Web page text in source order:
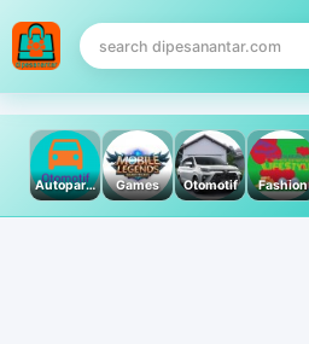
Autoparts Games Otomotif Fashion